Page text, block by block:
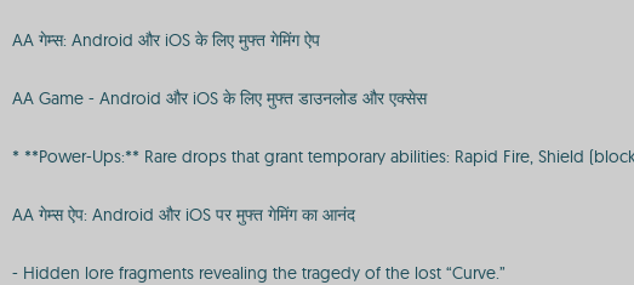
AA गेम्स: Android और iOS के लिए मुफ्त गेमिंग ऐप
AA Game - Android और iOS के लिए मुफ्त डाउनलोड और एक्सेस
* **Power-Ups:** Rare drops that grant temporary abilities: Rapid Fire, Shield
AA गेम्स ऐप: Android और iOS पर मुफ्त गेमिंग का आनंद
- Hidden lore fragments revealing the tragedy of the lost “Curve.”